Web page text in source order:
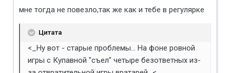
мне тогда не повезло,так же как и тебе в регулярке
Цитата
<_Ну вот - старые проблемы... На фоне ровной
игры с Купавной "съел" четыре безответных из-